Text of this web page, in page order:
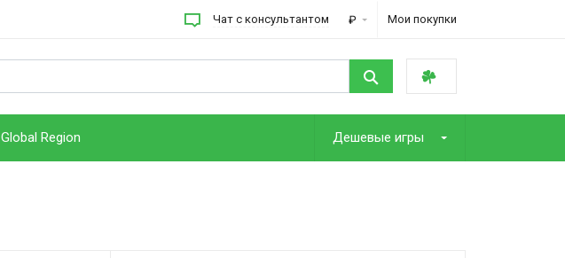
Чат с консультантом ₽ Мои покупки
Global Region Дешевые игры